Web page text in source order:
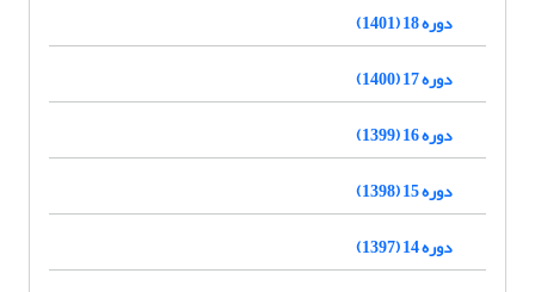
دوره 18 (1401)
دوره 17 (1400)
دوره 16 (1399)
دوره 15 (1398)
دوره 14 (1397)